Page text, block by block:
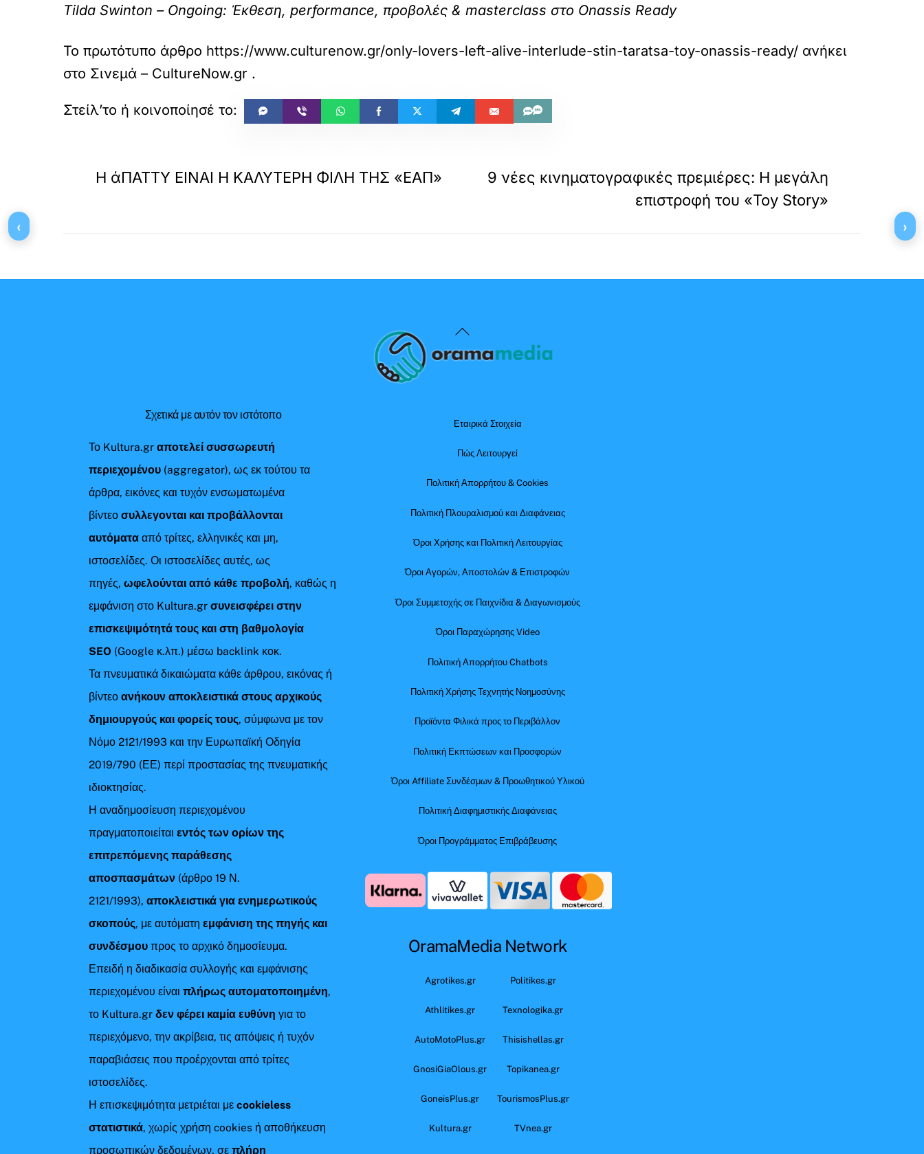
Tilda Swinton – Ongoing: Έκθεση, performance, προβολές & masterclass στο Onassis Ready
Το πρωτότυπο άρθρο https://www.culturenow.gr/only-lovers-left-alive-interlude-stin-taratsa-toy-onassis-ready/ ανήκει
στο Σινεμά – CultureNow.gr .
Η άΠΑΤΤΥ ΕΙΝΑΙ Η ΚΑΛΥΤΕΡΗ ΦΙΛΗ ΤΗΣ «ΕΑΠ»
9 νέες κινηματογραφικές πρεμιέρες: Η μεγάλη
επιστροφή του «Toy Story»
Back
To
Σχετικά με αυτόν τον ιστότοπο
Το Kultura.grαποτελεί συσσωρευτή
περιεχομένου (aggregator), ως εκ τούτου τα
άρθρα, εικόνες και τυχόν ενσωματωμένα
βίντεοσυλλεγονται και προβάλλονται
αυτόματααπό τρίτες, ελληνικές και μη,
ιστοσελίδες. Οι ιστοσελίδες αυτές, ως
πηγές,ωφελούνται από κάθε προβολή, καθώς η
εμφάνιση στο Kultura.gr συνεισφέρει στην
επισκεψιμότητά τους και στη βαθμολογία
SEO (Google κ.λπ.) μέσω backlink κοκ.
Τα πνευματικά δικαιώματα κάθε άρθρου, εικόνας ή
βίντεοανήκουν αποκλειστικά στους αρχικούς
δημιουργούς και φορείς τους, σύμφωνα με τον
Νόμο 2121/1993 και την Ευρωπαϊκή Οδηγία
2019/790 (ΕΕ) περί προστασίας της πνευματικής
ιδιοκτησίας.
Η αναδημοσίευση περιεχομένου
πραγματοποιείταιεντός των ορίων της
επιτρεπόμενης παράθεσης
αποσπασμάτων (άρθρο 19 Ν.
2121/1993), αποκλειστικά για ενημερωτικούς
σκοπούς, με αυτόματηεμφάνιση της πηγής και
συνδέσμου προς το αρχικό δημοσίευμα.
Επειδή η διαδικασία συλλογής και εμφάνισης
περιεχομένου είναιπλήρως αυτοματοποιημένη,
το Kultura.grδεν φέρει καμία ευθύνη για το
περιεχόμενο, την ακρίβεια, τις απόψεις ή τυχόν
παραβιάσεις που προέρχονται από τρίτες
ιστοσελίδες.
Η επισκεψιμότητα μετριέται μεcookieless
στατιστικά, χωρίς χρήση cookies ή αποθήκευση
προσωπικών δεδομένων, σεπλήρη
Εταιρικά Στοιχεία
Πώς Λειτουργεί
Πολιτική Απορρήτου & Cookies
Πολιτική Πλουραλισμού και Διαφάνειας
Όροι Χρήσης και Πολιτική Λειτουργίας
Όροι Αγορών, Αποστολών & Επιστροφών
Όροι Συμμετοχής σε Παιχνίδια & Διαγωνισμούς
Όροι Παραχώρησης Video
Πολιτική Απορρήτου Chatbots
Πολιτική Χρήσης Τεχνητής Νοημοσύνης
Προϊόντα Φιλικά προς το Περιβάλλον
Πολιτική Εκπτώσεων και Προσφορών
Όροι Affiliate Συνδέσμων & Προωθητικού Υλικού
Πολιτική Διαφημιστικής Διαφάνειας
Όροι Προγράμματος Επιβράβευσης
OramaMedia Network
Agrotikes.gr Politikes.gr
Athlitikes.gr Texnologika.gr
AutoMotoPlus.gr Thisishellas.gr
GnosiGiaOlous.gr Topikanea.gr
GoneisPlus.gr TourismosPlus.gr
Kultura.gr TVnea.gr
‹ ›